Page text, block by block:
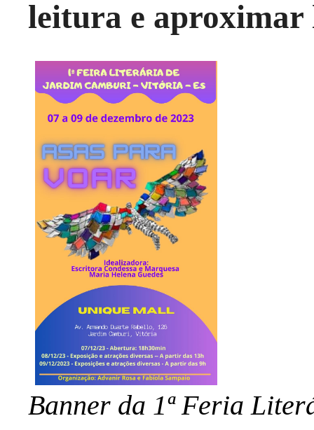
leitura e aproximar
Banner da 1ª Feria